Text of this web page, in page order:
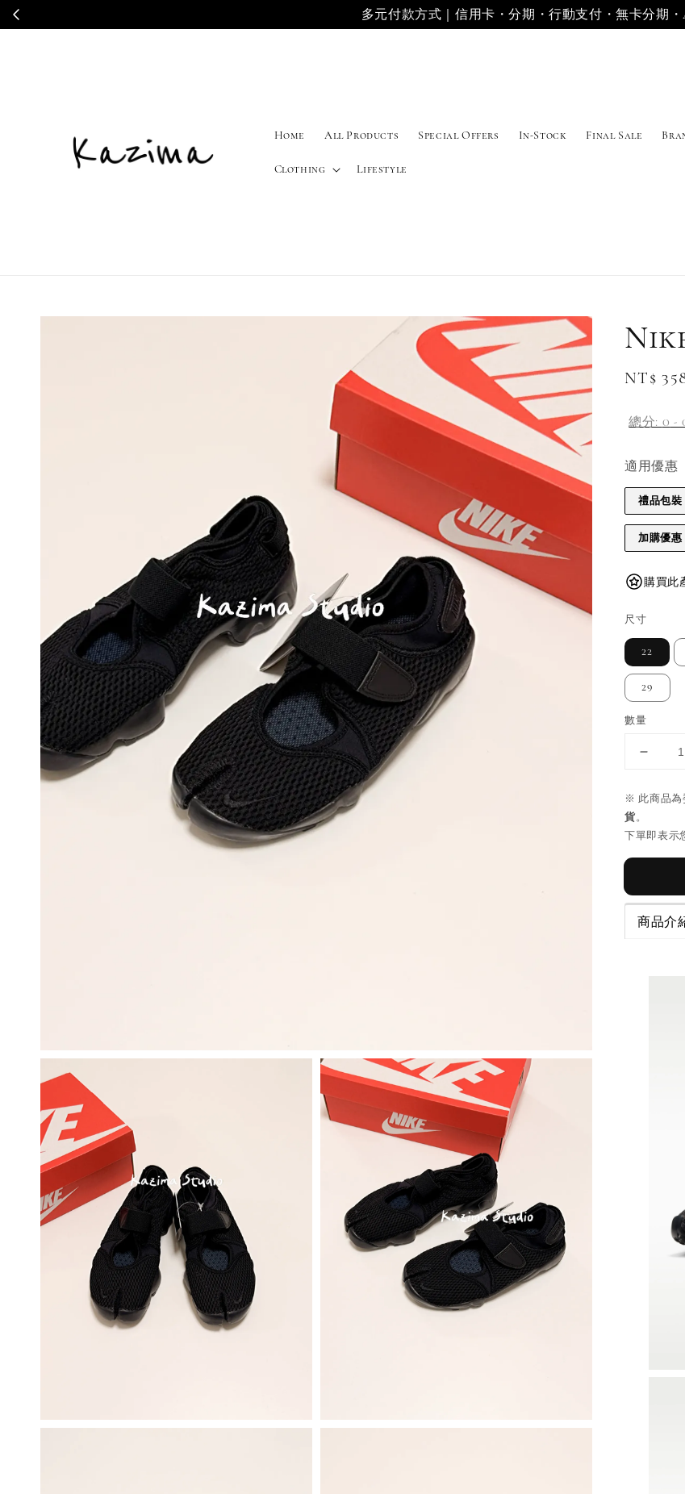
多元付款方式｜信用卡・分期・行動支付・無卡分期・
Home All Products Special Offers In-Stock Final Sale
Clothing Lifestyle
NT$
總分: 0 -
適用優惠
禮品包裝
加購優惠
購買此
尺寸
22
29
數量
※ 此商品為
貨。
下單即表示
商品介